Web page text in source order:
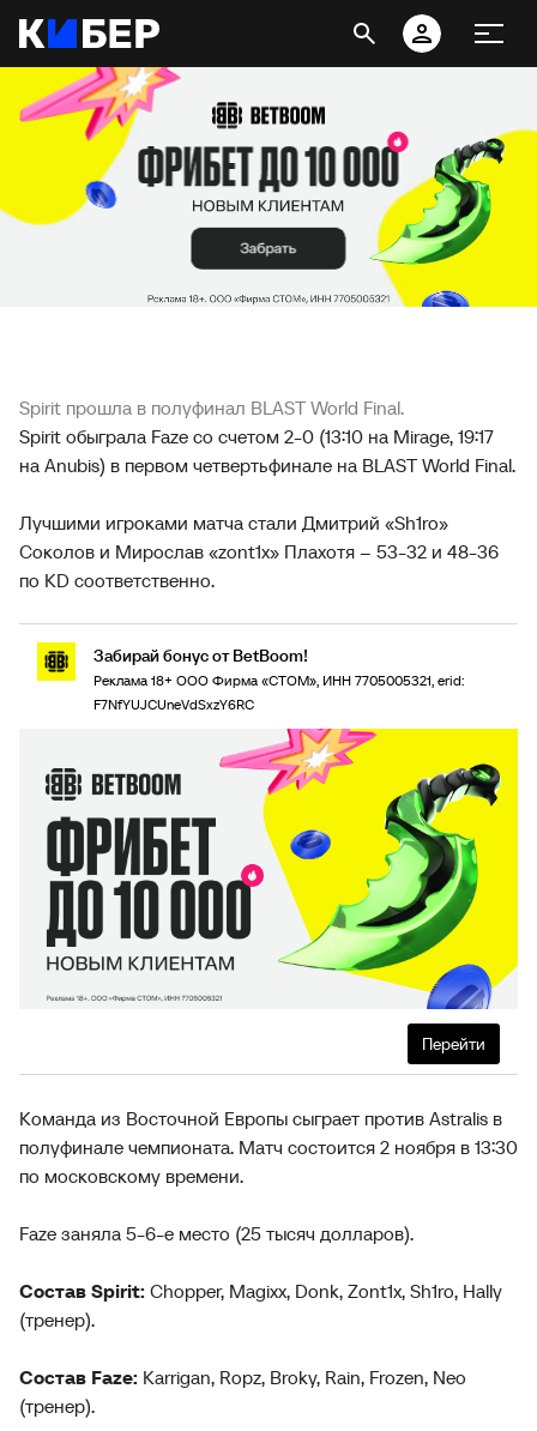
Spirit прошла в полуфинал BLAST World Final.
Spirit обыграла Faze со счетом 2-0 (13:10 на Mirage, 19:17
на Anubis) в первом четвертьфинале на BLAST World Final.
Лучшими игроками матча стали Дмитрий «Sh1ro»
Соколов и Мирослав «zont1x» Плахотя – 53-32 и 48-36
по KD соответственно.
Забирай бонус от BetBoom!
Реклама 18+ ООО Фирма «СТОМ», ИНН 7705005321, erid:
F7NfYUJCUneVdSxzY6RC
Перейти
Команда из Восточной Европы сыграет против Astralis в
полуфинале чемпионата. Матч состоится 2 ноября в 13:30
по московскому времени.
Faze заняла 5-6-е место (25 тысяч долларов).
Состав Spirit: Chopper, Magixx, Donk, Zont1x, Sh1ro, Hally
(тренер).
Состав Faze: Karrigan, Ropz, Broky, Rain, Frozen, Neo
(тренер).